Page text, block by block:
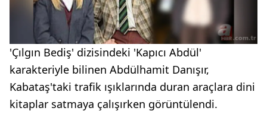
'Çılgın Bediş' dizisindeki 'Kapıcı Abdül'
karakteriyle bilinen Abdülhamit Danışır,
Kabataş'taki trafik ışıklarında duran araçlara dini
kitaplar satmaya çalışırken görüntülendi.